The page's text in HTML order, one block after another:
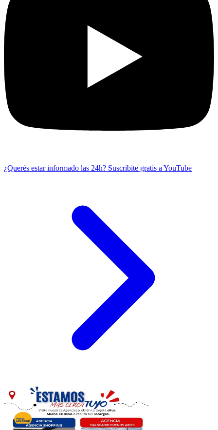
¿Querés estar informado las 24h? Suscribite gratis a YouTube